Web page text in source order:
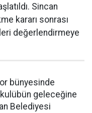
Sincan
kararı sonrası
değerlendirmeye
bünyesinde
geleceğine
Belediyesi